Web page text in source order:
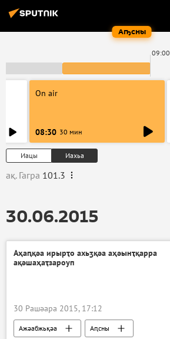
Аҧсны
09:00
On air
08:30 30 мин
Иацы Иахьа
ақ. Гагра 101.3
30.06.2015
Аҳаԥқәа ирырҭо ахьӡқәа аҳәынҭқарра
ақәшаҳаҭзароуп
30 Рашәара 2015, 17:12
Ажәабжьқәа Аԥсны